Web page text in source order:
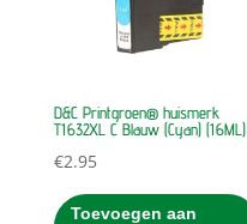
D&C Printgroen® huismerk
T1632XL C Blauw (Cyan) (16ML)
€2.95
Toevoegen aan